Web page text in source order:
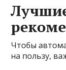
Чтобы
на пользу,